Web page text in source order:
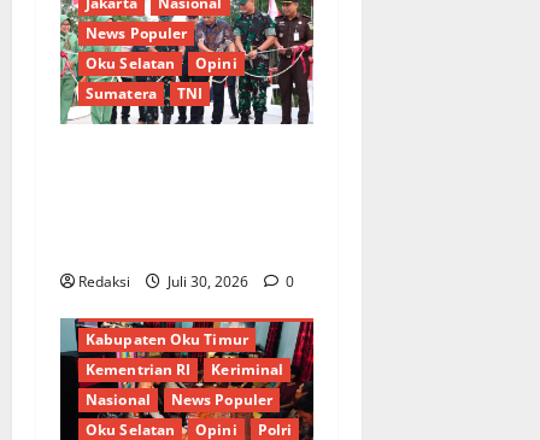
News Populer
Oku Selatan
Opini
Sumatera
TNI
Redaksi Juli 30, 2026 0
DPR RI
DPRD
Jakarta
Kabupaten Oku Timur
Kementrian RI
Keriminal
Nasional
News Populer
Oku Selatan
Opini Polri